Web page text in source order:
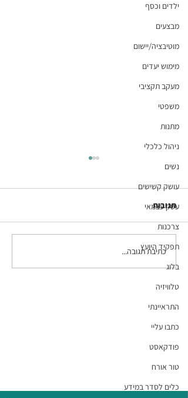
ילדים וכסף
מבצעים
מוטיבציה/יישום
מימוש יעדים
מעקב תקציבי
משפטי
מתנות
ניהול כלכלי
נשים
עושק קשישים
עסק עצמאי
צרכנות
תפקיד היועץ
בלוג
טלוויזיה
התראיינתי
כתבו עליי
פודקאסט
טור אורח
כלים לסדר במידע
פרק 87 בפודקאסט
המתקצבת: אוטיזם, הורות
תגובות
כתיבת תגובה...